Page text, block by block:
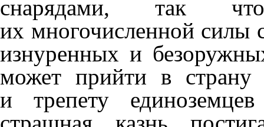
снарядами, так
их многочисленной силы
изнуренных и
может прийти в
и трепету